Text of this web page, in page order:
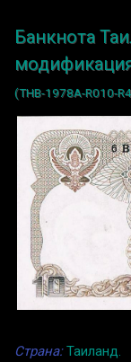
Банкнота
(THB-1978A-R010-
Страна:Таиланд.